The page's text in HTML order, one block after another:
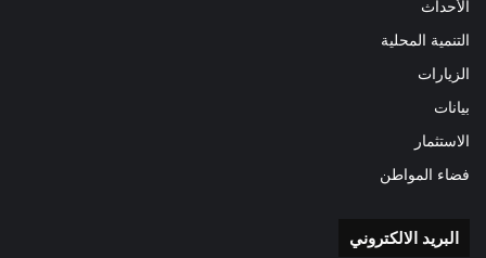
الأحداث
التنمية المحلية
الزيارات
بيانات
الاستثمار
فضاء المواطن
البريد الالكتروني